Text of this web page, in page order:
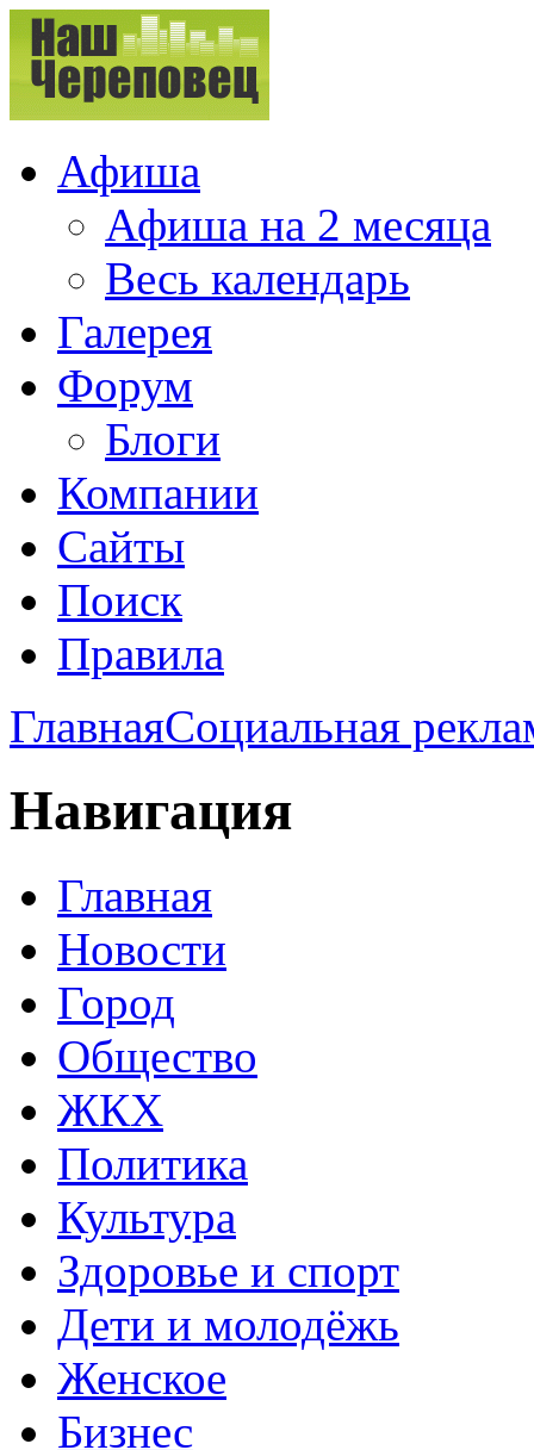
Афиша
Афиша на 2 месяца
Весь календарь
Галерея
Форум
Блоги
Компании
Сайты
Поиск
Правила
ГлавнаяСоциальная
Навигация
Главная
Новости
Город
Общество
ЖКХ
Политика
Культура
Здоровье и спорт
Дети и молодёжь
Женское
Бизнес